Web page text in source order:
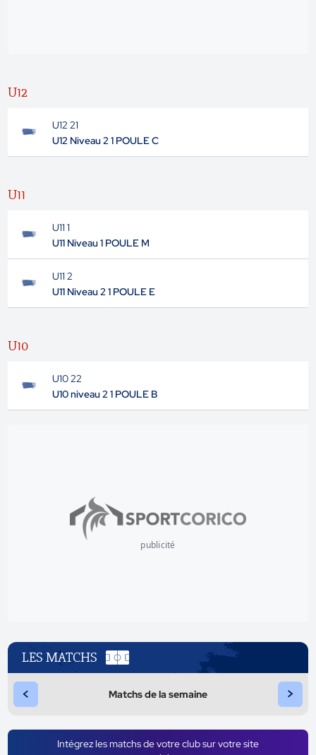
U12
U12 21
U12 Niveau 2 1 POULE C
U11
U11 1
U11 Niveau 1 POULE M
U11 2
U11 Niveau 2 1 POULE E
U10
U10 22
U10 niveau 2 1 POULE B
publicité
LES MATCHS
< Matchs de la semaine >
Intégrez les matchs de votre club sur votre site